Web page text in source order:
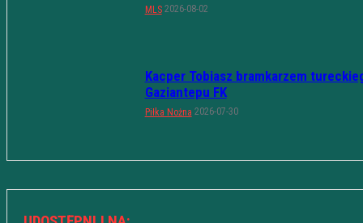
MLS 2026-08-02
Kacper Tobiasz bramkarzem
Gaziantepu FK
Piłka Nożna 2026-07-30